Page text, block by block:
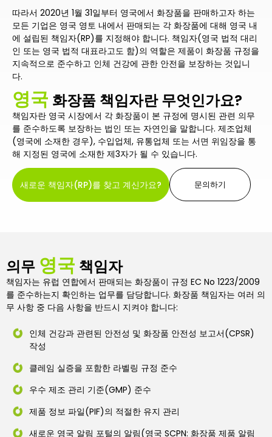
따라서 2020년 1월 31일부터 영국에서 화장품을 판매하고자 하는
모든 기업은 영국 영토 내에서 판매되는 각 화장품에 대해 영국 내
에 설립된 책임자(RP)를 지정해야 합니다. 책임자(영국 법적 대리
인 또는 영국 법적 대표라고도 함)의 역할은 제품이 화장품 규정을
지속적으로 준수하고 인체 건강에 관한 안전을 보장하는 것입니
다.
영국 화장품 책임자란 무엇인가요?
책임자란 영국 시장에서 각 화장품이 본 규정에 명시된 관련 의무
를 준수하도록 보장하는 법인 또는 자연인을 말합니다. 제조업체
(영국에 소재한 경우), 수입업체, 유통업체 또는 서면 위임장을 통
해 지정된 영국에 소재한 제3자가 될 수 있습니다.
새로운 책임자(RP)를 찾고 계신가요? 문의하기
의무 영국 책임자
책임자는 유럽 연합에서 판매되는 화장품이 규정 EC No 1223/2009
를 준수하는지 확인하는 업무를 담당합니다. 화장품 책임자는 여러 의
무 사항 중 다음 사항을 반드시 지켜야 합니다:
인체 건강과 관련된 안전성 및 화장품 안전성 보고서(CPSR)
작성
클레임 실증을 포함한 라벨링 규정 준수
우수 제조 관리 기준(GMP) 준수
제품 정보 파일(PIF)의 적절한 유지 관리
새로운 영국 알림 포털의 알림(영국 SCPN: 화장품 제품 알림